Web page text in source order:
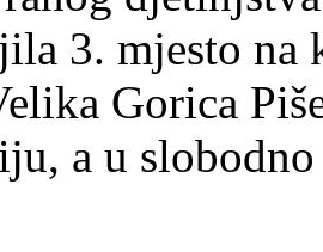
3. mjesto na
Gorica
a u